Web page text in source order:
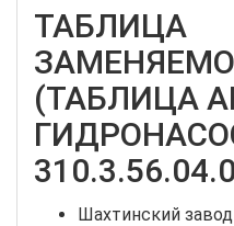
ТАБЛИЦА
(ТАБЛИЦА
Шахтинский